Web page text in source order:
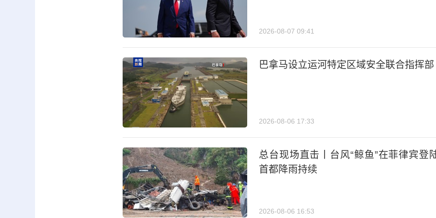
2026-08-07 09:41
巴拿马设立运河特定区域安全联合指挥部
2026-08-06 17:33
总台现场直击丨台风“鲸鱼”在菲律宾登
首都降雨持续
2026-08-06 16:53